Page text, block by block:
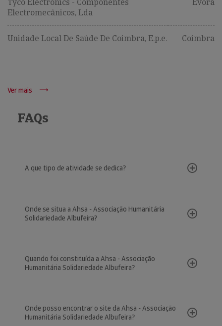
Tyco Electronics - Componentes
Electromecânicos, Lda
Évora
Unidade Local De Saúde De Coimbra, E.p.e. Coimbra
Ver mais
FAQs
A que tipo de atividade se dedica?
Onde se situa a Ahsa - Associação Humanitária
Solidariedade Albufeira?
Quando foi constituída a Ahsa - Associação
Humanitária Solidariedade Albufeira?
Onde posso encontrar o site da Ahsa - Associação
Humanitária Solidariedade Albufeira?